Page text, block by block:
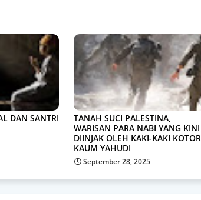
DAN SANTRI
TANAH SUCI PALESTINA,
WARISAN PARA NABI YANG KINI
DIINJAK OLEH KAKI-KAKI KOTOR
KAUM YAHUDI
September 28, 2025